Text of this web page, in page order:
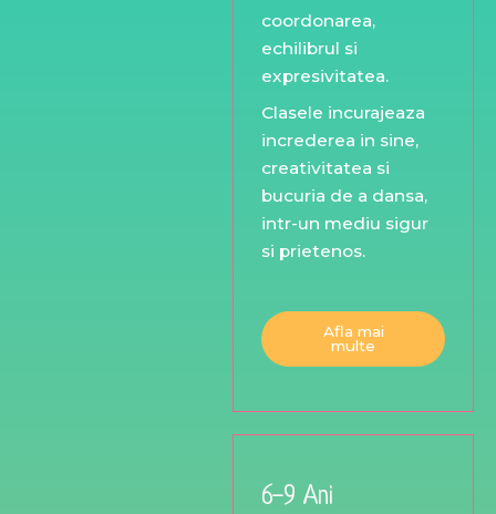
coordonarea,
echilibrul si
expresivitatea.
Clasele incurajeaza
increderea in sine,
creativitatea si
bucuria de a dansa,
intr-un mediu sigur
si prietenos.
Afla mai
multe
6-9 Ani